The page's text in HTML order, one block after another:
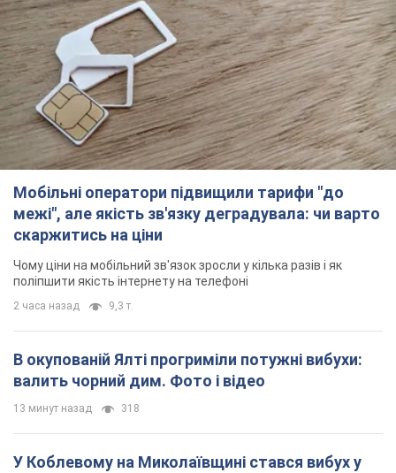
Мобільні оператори підвищили тарифи "до
межі", але якість зв'язку деградувала: чи варто
скаржитись на ціни
Чому ціни на мобільний зв'язок зросли у кілька разів і як
поліпшити якість інтернету на телефоні
2 часа назад 9,3 т.
В окупованій Ялті прогриміли потужні вибухи:
валить чорний дим. Фото і відео
13 минут назад 318
У Коблевому на Миколаївщині стався вибух у